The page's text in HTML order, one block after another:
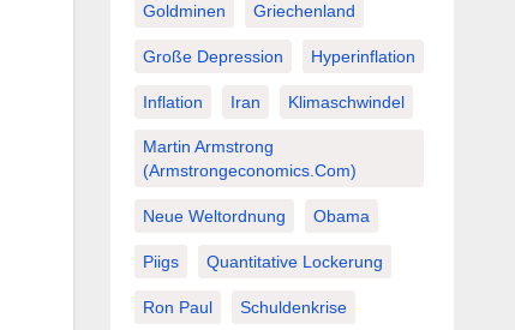
Goldminen Griechenland
Große Depression Hyperinflation
Inflation Iran Klimaschwindel
Martin Armstrong
(Armstrongeconomics.com)
Neue Weltordnung Obama
Piigs Quantitative Lockerung
Ron Paul Schuldenkrise